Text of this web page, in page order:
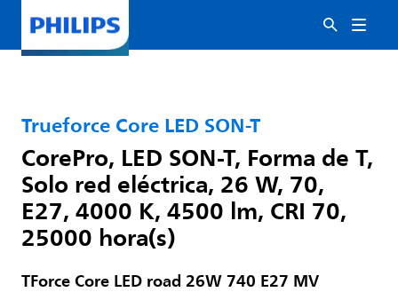
Trueforce Core LED SON-T
CorePro, LED SON-T, Forma de T,
Solo red eléctrica, 26 W, 70,
E27, 4000 K, 4500 lm, CRI 70,
25000 hora(s)
TForce Core LED road 26W 740 E27 MV